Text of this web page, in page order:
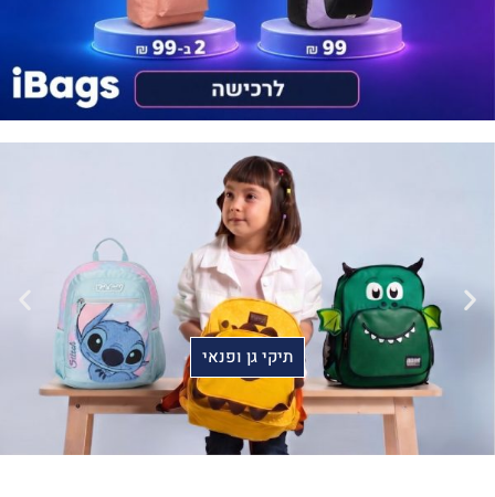
תיקי גן ופנאי